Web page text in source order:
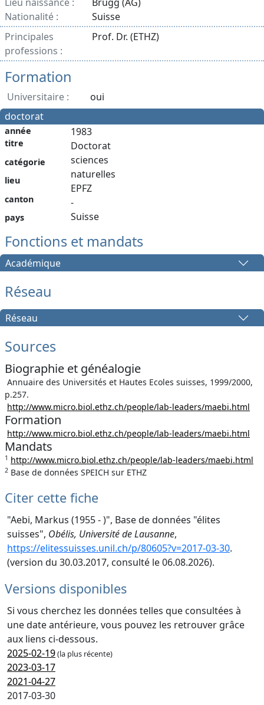
Nationalité :
Suisse
Principales
professions :
Prof. Dr. (ETHZ)
Formation
Universitaire :
oui
doctorat
année
titre
catégorie
lieu
canton
pays
1983
Doctorat
sciences
naturelles
EPFZ
-
Suisse
Fonctions et mandats
Académique
Réseau
Réseau
Sources
Biographie et généalogie
Annuaire des Universités et Hautes Ecoles suisses, 1999/2000,
p.257.
http://www.micro.biol.ethz.ch/people/lab-leaders/maebi.html
Formation
http://www.micro.biol.ethz.ch/people/lab-leaders/maebi.html
Mandats
1 http://www.micro.biol.ethz.ch/people/lab-leaders/maebi.html
2 Base de données SPEICH sur ETHZ
Citer cette fiche
"Aebi, Markus (1955 - )", Base de données "élites
suisses", Obélis, Université de Lausanne,
https://elitessuisses.unil.ch/p/80605?v=2017-03-30.
(version du 30.03.2017, consulté le 06.08.2026).
Versions disponibles
Si vous cherchez les données telles que consultées à
une date antérieure, vous pouvez les retrouver grâce
aux liens ci-dessous.
2025-02-19(la plus récente)
2023-03-17
2021-04-27
2017-03-30